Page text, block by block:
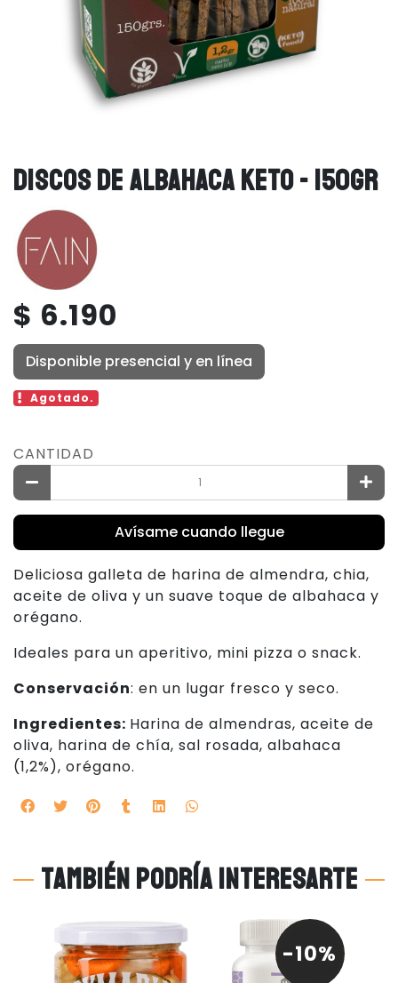
DISCOS DE ALBAHACA KETO - 150GR
$ 6.190
Disponible presencial y en línea
Agotado.
CANTIDAD
Avísame cuando llegue
Deliciosa galleta de harina de almendra, chia,
aceite de oliva y un suave toque de albahaca y
orégano.
Ideales para un aperitivo, mini pizza o snack.
Conservación: en un lugar fresco y seco.
Ingredientes: Harina de almendras, aceite de
oliva, harina de chía, sal rosada, albahaca
(1,2%), orégano.
También podría interesarte
-10%